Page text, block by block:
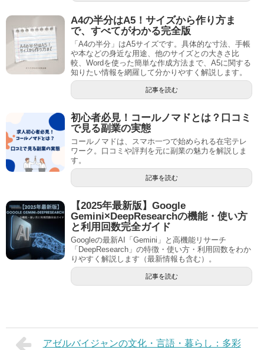
A4の半分はA5！サイズから作り方ま
で、すべてがわかる完全版
「A4の半分」はA5サイズです。具体的な寸法、手帳
や本などの身近な用途、他のサイズとの大きさ比
較、Wordを使った簡単な作成方法まで、A5に関する
知りたい情報を網羅して分かりやすく解説します。
記事を読む
初心者必見！コールノマドとは？口コミ
で見る副業の実態
コールノマドは、スマホ一つで始められる在宅テレ
ワーク。口コミや評判を元に副業の魅力を解説しま
す。
記事を読む
【2025年最新版】Google
Gemini×DeepResearchの機能・使い方
と利用回数完全ガイド
Googleの最新AI「Gemini」と高機能リサーチ
「DeepResearch」の特徴・使い方・利用回数をわか
りやすく解説します（最新情報も含む）。
記事を読む
アゼルバイジャンの文化・言語・暮らし：多彩